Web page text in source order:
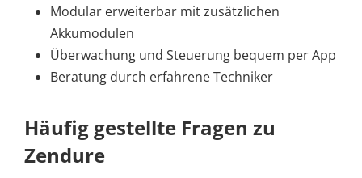
Modular erweiterbar mit zusätzlichen
Akkumodulen
Überwachung und Steuerung bequem per App
Beratung durch erfahrene Techniker
Häufig gestellte Fragen zu
Zendure